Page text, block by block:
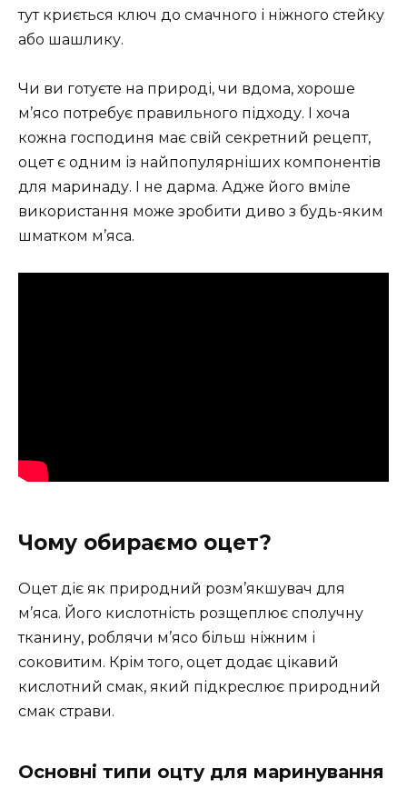
тут криється ключ до смачного і ніжного стейку
або шашлику.
Чи ви готуєте на природі, чи вдома, хороше
м’ясо потребує правильного підходу. І хоча
кожна господиня має свій секретний рецепт,
оцет є одним із найпопулярніших компонентів
для маринаду. І не дарма. Адже його вміле
використання може зробити диво з будь-яким
шматком м’яса.
Чому обираємо оцет?
Оцет діє як природний розм’якшувач для
м’яса. Його кислотність розщеплює сполучну
тканину, роблячи м’ясо більш ніжним і
соковитим. Крім того, оцет додає цікавий
кислотний смак, який підкреслює природний
смак страви.
Основні типи оцту для маринування